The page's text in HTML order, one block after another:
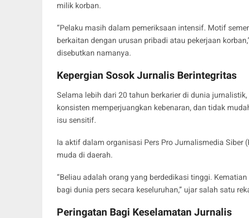
milik korban.
“Pelaku masih dalam pemeriksaan intensif. Motif
berkaitan dengan urusan pribadi atau pekerjaan
disebutkan namanya.
Kepergian Sosok Jurnalis Berintegritas
Selama lebih dari 20 tahun berkarier di dunia
konsisten memperjuangkan kebenaran, dan tidak
isu sensitif.
Ia aktif dalam organisasi Pers Pro Jurnalismedia Siber
muda di daerah.
“Beliau adalah orang yang berdedikasi tinggi.
bagi dunia pers secara keseluruhan,” ujar salah satu
Peringatan Bagi Keselamatan Jurnalis